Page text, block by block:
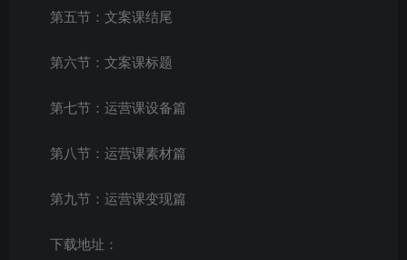
第五节：文案课结尾
第六节：文案课标题
第七节：运营课设备篇
第八节：运营课素材篇
第九节：运营课变现篇
下载地址：